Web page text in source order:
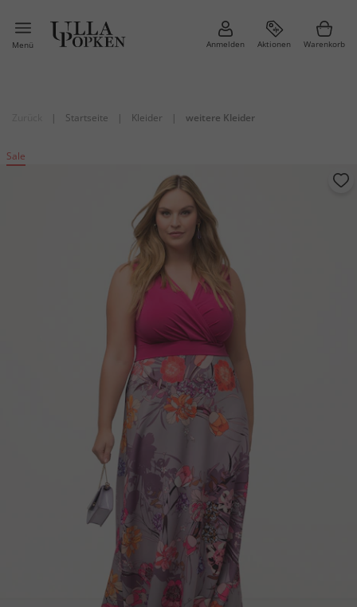
Menü Anmelden Aktionen Warenkorb
| Startseite | Kleider | weitere Kleider
Sale